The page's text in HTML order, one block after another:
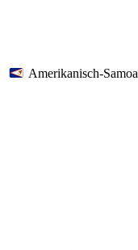
Amerikanisch-Samoa